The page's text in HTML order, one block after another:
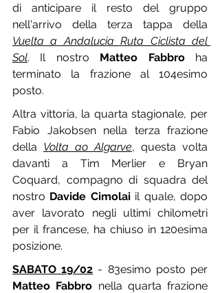
di anticipare il resto del gruppo
Vuelta a Andalucia Ruta Ciclista del
Sol. Il nostro Matteo Fabbro ha
terminato la frazione al 104esimo
posto.
Altra vittoria, la quarta stagionale, per
Fabio Jakobsen nella terza frazione
della Volta ao Algarve, questa volta
davanti a Tim Merlier e Bryan
Coquard, compagno di squadra del
nostro Davide Cimolai il quale, dopo
aver lavorato negli ultimi chilometri
per il francese, ha chiuso in 120esima
posizione.
SABATO 19/02
Matteo Fabbro nella quarta frazione